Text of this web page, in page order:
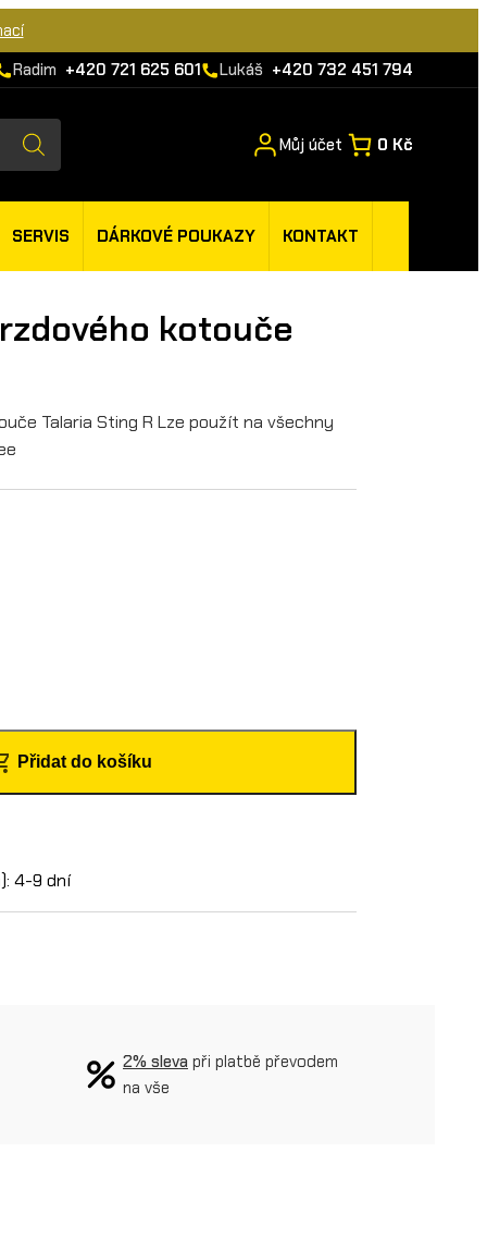
Radim +420 721 625 601 Lukáš +420 732 451 794
Můj účet 0 Kč
SERVIS DÁRKOVÉ POUKAZY KONTAKT
kotouče
Talaria Sting R Lze použít na všechny
Přidat do košíku
4-9 dní
2% sleva při platbě převodem
na vše